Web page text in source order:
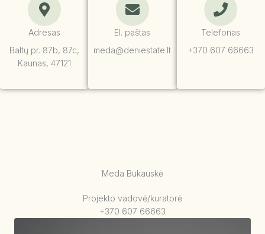
f
Adresas
Baltų pr. 87b, 87c,
Kaunas, 47121
El. paštas
meda@deniestate.lt
Telefonas
+370 607 66663
Meda Bukauskė
Projekto vadovė/kuratorė
+370 607 66663